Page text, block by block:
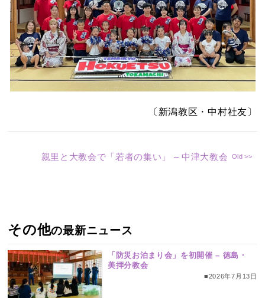
〔新潟教区・中村社友〕
親里と大教会で「若者の集い」 – 中津大教会
その他の最新ニュース
「防災お泊まり会」を初開催 – 徳島・
美拝分教会
■2026年7月13日